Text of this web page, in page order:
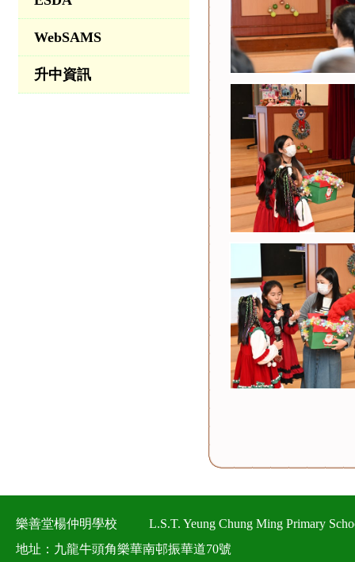
WebSAMS
升中資訊
樂善堂楊仲明學校
L.S.T. Yeung Chung Ming Primary
地址：九龍牛頭角樂華南邨振華道70號